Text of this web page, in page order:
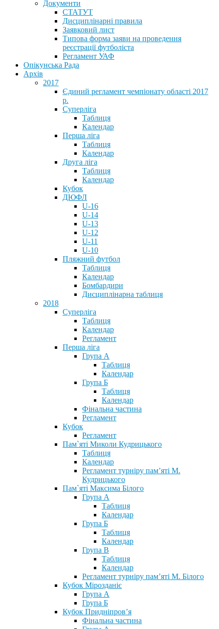
Документи
СТАТУТ
Дисциплінарні правила
Заявковий лист
Типова форма заяви на проведення
реєстрації футболіста
Регламент УАФ
Опікунська Рада
Архів
2017
Єдиний регламент чемпіонату області 2017
р.
Суперліга
Таблиця
Календар
Перша ліга
Таблиця
Календар
Друга ліга
Таблиця
Календар
Кубок
ДЮФЛ
U-16
U-14
U-13
U-12
U-11
U-10
Пляжний футбол
Таблиця
Календар
Бомбардири
Дисциплінарна таблиця
2018
Суперліга
Таблиця
Календар
Регламент
Перша ліга
Група А
Таблиця
Календар
Група Б
Таблиця
Календар
Фінальна частина
Регламент
Кубок
Регламент
Пам`яті Миколи Кудрицького
Таблиця
Календар
Регламент турніру пам’яті М.
Кудрицького
Пам`яті Максима Білого
Група А
Таблиця
Календар
Група Б
Таблиця
Календар
Група В
Таблиця
Календар
Регламент турніру пам’яті М. Білого
Кубок Мірозданіє
Група А
Група Б
Кубок Придніпров’я
Фінальна частина